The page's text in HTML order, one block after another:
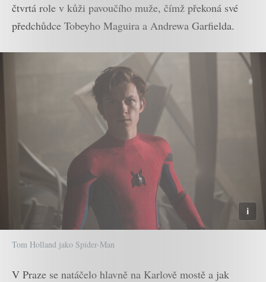
čtvrtá role v kůži pavoučího muže, čímž překoná své
předchůdce Tobeyho Maguira a Andrewa Garfielda.
Tom Holland jako Spider-Man
V Praze se natáčelo hlavně na Karlově mostě a jak